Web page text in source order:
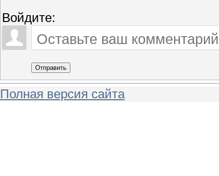
Войдите:
Отправить
Полная версия сайта